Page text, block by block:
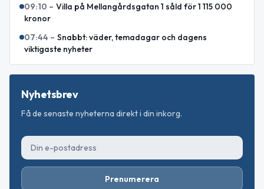
09:10 – Villa på Mellangårdsgatan 1 såld för 1 115 000
kronor
07:44 – Snabbt: väder, temadagar och dagens
viktigaste nyheter
Nyhetsbrev
Få de senaste nyheterna direkt i din inkorg.
Prenumerera